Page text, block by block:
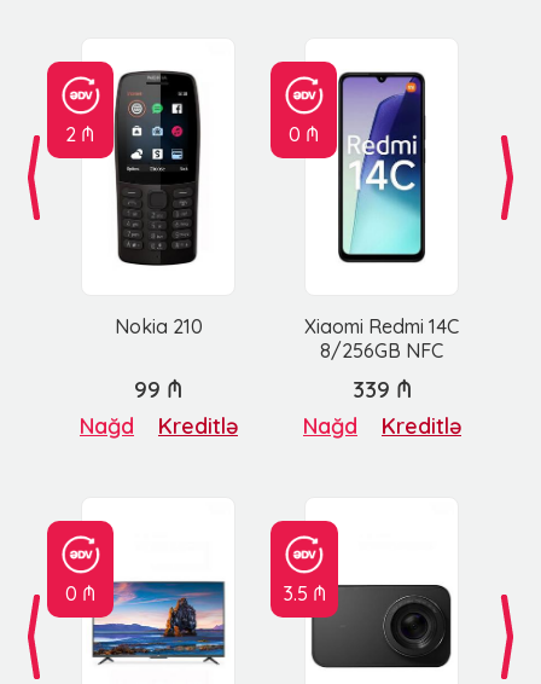
2 ₼
Nokia 210
0 ₼
Xiaomi Redmi 14C
8/256GB NFC
99 ₼
Nağd Kreditlə
339 ₼
Nağd Kreditlə
0 ₼ 3.5 ₼